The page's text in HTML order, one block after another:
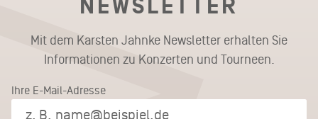
NEWSLETTER
Mit dem Karsten Jahnke Newsletter erhalten Sie
Informationen zu Konzerten und Tourneen.
Ihre E-Mail-Adresse